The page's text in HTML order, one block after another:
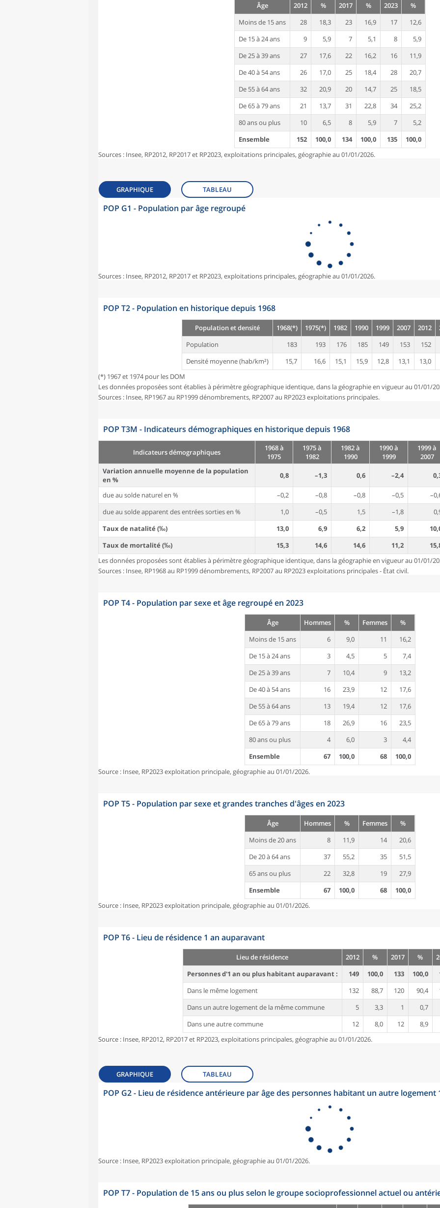
Âge 2012 % 2017 % 2023
%
Moins de 15 ans
28 18,3 23 16,9 17
12,6
De 15 à 24 ans
9 5,9 7 5,1 8
5,9
De 25 à 39 ans
27 17,6 22 16,2 16
11,9
De 40 à 54 ans
26 17,0 25 18,4 28
20,7
De 55 à 64 ans
32 20,9 20 14,7 25
18,5
De 65 à 79 ans
21 13,7 31 22,8 34
25,2
80 ans ou plus
10 6,5 8 5,9 7
5,2
Ensemble
152 100,0 134 100,0 135
100,0
Sources : Insee, RP2012, RP2017 et RP2023, exploitations principales, géographie au 01/01/2026.
GRAPHIQUE TABLEAU
POP G1 - Population par âge regroupé
Sources : Insee, RP2012, RP2017 et RP2023, exploitations principales, géographie au 01/01/2026.
POP T2 - Population en historique depuis 1968
Population et densité 1968(*) 1975(*) 1982 1990 1999 2007 2012
Population
183 193 176 185 149 153
152
Densité moyenne (hab/km²)
15,7 16,6 15,1 15,9 12,8 13,1
13,0
(*) 1967 et 1974 pour les DOM
Les données proposées sont établies à périmètre géographique identique, dans la géographie en vigueur au 01/01/
Sources : Insee, RP1967 au RP1999 dénombrements, RP2007 au RP2023 exploitations principales.
POP T3M - Indicateurs démographiques en historique depuis 1968
Indicateurs démographiques
1968 à
1975
1975 à
1982
1982 à
1990
1990 à
1999
1999 à
2007
Variation annuelle moyenne de la population
en %
0,8 –1,3 0,6 –2,4
due au solde naturel en % –0,2 –0,8 –0,8 –0,5
due au solde apparent des entrées sorties en %
1,0 –0,5 1,5 –1,8
Taux de natalité (‰)
13,0 6,9 6,2 5,9
Taux de mortalité (‰)
15,3 14,6 14,6 11,2
Les données proposées sont établies à périmètre géographique identique, dans la géographie en vigueur au 01/01/
Sources : Insee, RP1968 au RP1999 dénombrements, RP2007 au RP2023 exploitations principales - État civil.
POP T4 - Population par sexe et âge regroupé en 2023
Âge Hommes % Femmes
%
Moins de 15 ans
6 9,0 11
16,2
De 15 à 24 ans
3 4,5 5
7,4
De 25 à 39 ans
7 10,4 9
13,2
De 40 à 54 ans
16 23,9 12
17,6
De 55 à 64 ans
13 19,4 12
17,6
De 65 à 79 ans
18 26,9 16
23,5
80 ans ou plus
4 6,0 3
4,4
Ensemble
67 100,0 68
100,0
Source : Insee, RP2023 exploitation principale, géographie au 01/01/2026.
POP T5 - Population par sexe et grandes tranches d'âges en 2023
Âge Hommes % Femmes
%
Moins de 20 ans
8 11,9 14
20,6
De 20 à 64 ans
37 55,2 35
51,5
65 ans ou plus
22 32,8 19
27,9
Ensemble
67 100,0 68
100,0
Source : Insee, RP2023 exploitation principale, géographie au 01/01/2026.
POP T6 - Lieu de résidence 1 an auparavant
Lieu de résidence 2012 % 2017 %
Personnes d'1 an ou plus habitant auparavant :
149 100,0 133 100,0
Dans le même logement
132 88,7 120 90,4
Dans un autre logement de la même commune
5 3,3 1
0,7
Dans une autre commune
12 8,0 12
8,9
Source : Insee, RP2012, RP2017 et RP2023, exploitations principales, géographie au 01/01/2026.
GRAPHIQUE TABLEAU
POP G2 - Lieu de résidence antérieure par âge des personnes habitant un autre logement
Source : Insee, RP2023 exploitation principale, géographie au 01/01/2026.
POP T7 - Population de 15 ans ou plus selon le groupe socioprofessionnel actuel ou